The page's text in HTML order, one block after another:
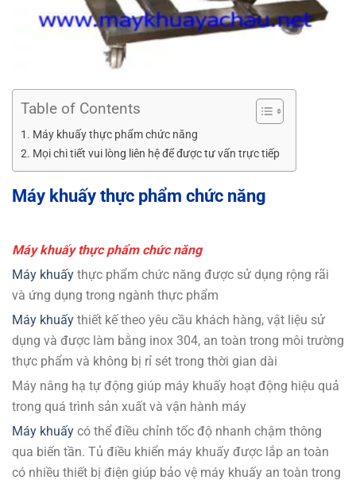
Table of Contents
Máy khuấy thực phẩm chức năng
Mọi chi tiết vui lòng liên hệ để được tư vấn trực tiếp
Máy khuấy thực phẩm chức năng
Máy khuấy thực phẩm chức năng
Máy khuấy thực phẩm chức năng được sử dụng rộng rãi
và ứng dụng trong ngành thực phẩm
Máy khuấy thiết kế theo yêu cầu khách hàng, vật liệu sử
dụng và được làm bằng inox 304, an toàn trong môi trường
thực phẩm và không bị rỉ sét trong thời gian dài
Máy nâng hạ tự động giúp máy khuấy hoạt động hiệu quả
trong quá trình sản xuất và vận hành máy
Máy khuấy có thể điều chỉnh tốc độ nhanh chậm thông
qua biến tần. Tủ điều khiển máy khuấy được lắp an toàn
có nhiều thiết bị điện giúp bảo vệ máy khuấy an toàn trong